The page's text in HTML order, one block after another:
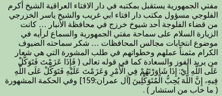
الجمهورية
يستقبل
بمكتبه
في
دار
الافتاء
الشيخ
أكرم
الفلوجي
مسؤول
مفتي الجمهورية يستقبل بمكتبه في دار الافتاء العراقية الشيخ أكرم
الفلوجي مسؤول مكتب دار افتاء ابي غريب والشيخ ياسر الخزرجي
من قضاء الفلوجة أحد شيوخ خرزج في محافظة الأنبار … كانت
الزيارة السلام على سماحة مفتي الجمهورية والسماع لرأيه في
موضوع انتخابات مجالس المحافظات … شكر سماحته الضيوف
الكرام مثمناً عملهم وخطواتهم في طلب المشورة التي هي شعار
من يريد الفوز والسعادة كما في قوله تعالى ( فَإِذَا عَزَمْتَ فَتَوَكَّلْ
عَلَى اللَّهِ أَيْ: إِذَا شَاوَرْتَهُمْ فِي الْأَمْرِ وَعَزَمْتَ عَلَيْهِ فَتَوَكَّلْ عَلَى اللَّهِ
فِيهِ، إِنَّ اللَّهَ يُحِبُّ الْمُتَوَكِّلِينَ [آل عمران:159] وفي الحكمة المشهورة
( ما خاب من استشار ) .